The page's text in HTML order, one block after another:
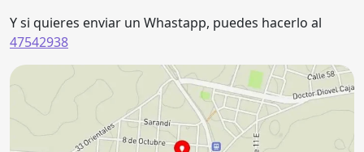
Y si quieres enviar un Whastapp, puedes hacerlo al
47542938